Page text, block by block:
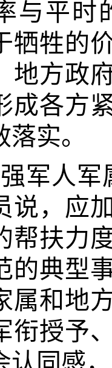
与平时
牺牲的
地方政
成各方
实。
人军
说，应
帮扶力
的典型
属和地
衔授予